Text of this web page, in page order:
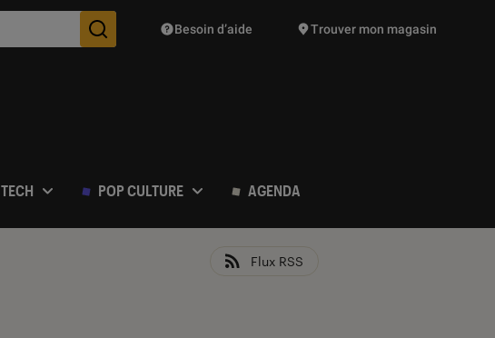
Des suggestions de produits vont vous être proposées
Besoin d’aide Trouver mon magasin
TECH POP CULTURE AGENDA
Flux RSS